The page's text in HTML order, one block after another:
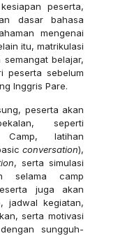
peserta,
dasar bahasa
mengenai
itu, matrikulasi
belajar,
peserta sebelum
Inggris Pare.
peserta akan
seperti
Camp, latihan
conversation),
, serta simulasi
selama camp
juga akan
jadwal kegiatan,
serta motivasi
sungguh-